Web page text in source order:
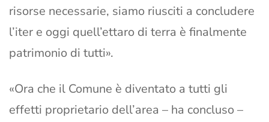
risorse necessarie, siamo riusciti a concludere
l’iter e oggi quell’ettaro di terra è finalmente
patrimonio di tutti».
«Ora che il Comune è diventato a tutti gli
effetti proprietario dell’area – ha concluso –